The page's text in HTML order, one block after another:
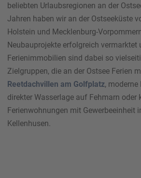
beliebten Urlaubsregionen an der
Jahren haben wir an der Ostseeküste
Holstein und Mecklenburg-
Neubauprojekte erfolgreich vermarktet
Ferienimmobilien sind dabei so
Zielgruppen, die an der Ostsee Ferien
Reetdachvillen am Golfplatz,
direkter Wasserlage auf Fehmarn oder
Ferienwohnungen mit Gewerbeeinheit
Kellenhusen.